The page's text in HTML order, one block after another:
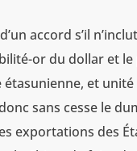
accord s’il
or du dollar et
et
sans cesse le
exportations des